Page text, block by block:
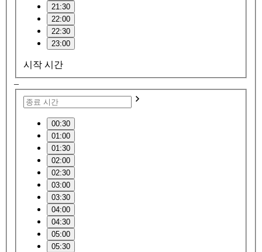
21:30
22:00
22:30
23:00
시작 시간
–
00:30
01:00
01:30
02:00
02:30
03:00
03:30
04:00
04:30
05:00
05:30